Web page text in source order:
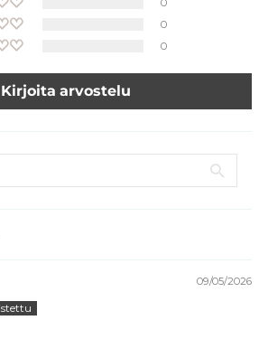
0
0
0
Kirjoita arvostelu
09/05/2026